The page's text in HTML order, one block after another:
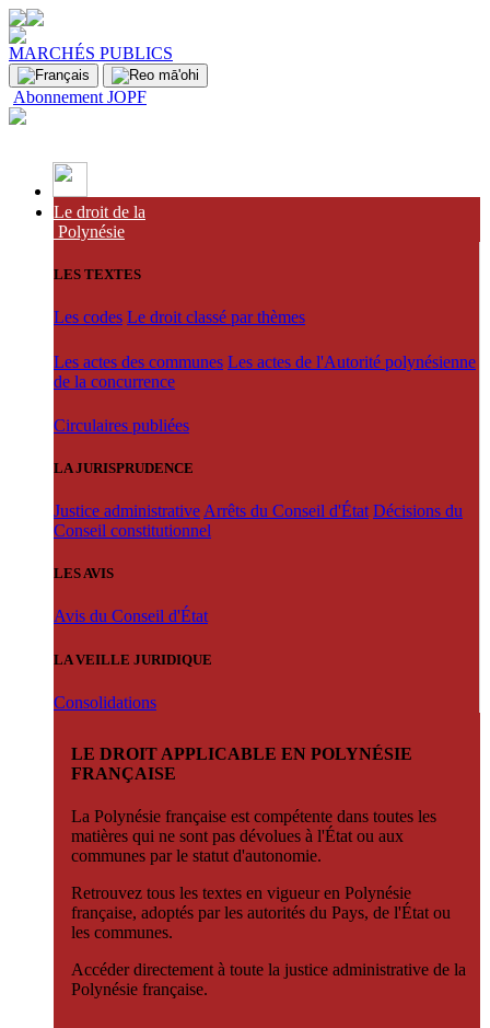
MARCHÉS PUBLICS
Abonnement JOPF
Le droit de la
Polynésie
LES TEXTES
Les codes Le droit classé par thèmes
Les actes des communes Les actes de l'Autorité polynésienne
de la concurrence
Circulaires publiées
LA JURISPRUDENCE
Justice administrative Arrêts du Conseil d'État Décisions du
Conseil constitutionnel
LES AVIS
Avis du Conseil d'État
LA VEILLE JURIDIQUE
Consolidations
LE DROIT APPLICABLE EN POLYNÉSIE
FRANÇAISE
La Polynésie française est compétente dans toutes les
matières qui ne sont pas dévolues à l'État ou aux
communes par le statut d'autonomie.
Retrouvez tous les textes en vigueur en Polynésie
française, adoptés par les autorités du Pays, de l'État ou
les communes.
Accéder directement à toute la justice administrative de la
Polynésie française.